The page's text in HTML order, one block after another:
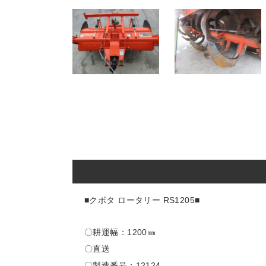
■クボタ ロータリー RS1205■
〇耕運幅：1200㎜
〇直送